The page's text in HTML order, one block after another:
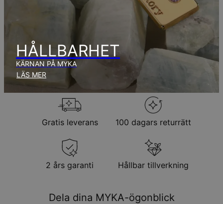
produktionstid.
Returpolicy
Observera att personliga smycken är unika och endast kan
returneras för utbyte eller butikskredit
HÅLLBARHET
KÄRNAN PÅ MYKA
LÄS MER
Gratis leverans 100 dagars returrätt
2 års garanti Hållbar tillverkning
Dela dina MYKA-ögonblick